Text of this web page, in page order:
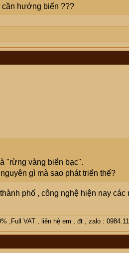
cần hướng biển ???
"rừng vàng biển bạc".
gì mà sao phát triển thế?
phố , công nghệ hiện nay
,Full VAT , liên hệ em , đt , zalo :